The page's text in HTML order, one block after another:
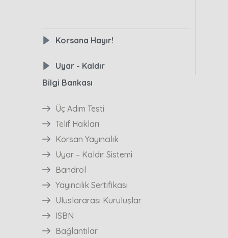
Korsana Hayır!
Uyar - Kaldır
Bilgi Bankası
Üç Adım Testi
Telif Hakları
Korsan Yayıncılık
Uyar – Kaldır Sistemi
Bandrol
Yayıncılık Sertifikası
Uluslararası Kuruluşlar
ISBN
Bağlantılar